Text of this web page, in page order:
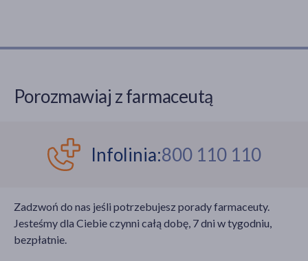
Porozmawiaj z farmaceutą
Infolinia:800 110 110
Zadzwoń do nas jeśli potrzebujesz porady farmaceuty.
Jesteśmy dla Ciebie czynni całą dobę, 7 dni w tygodniu,
bezpłatnie.